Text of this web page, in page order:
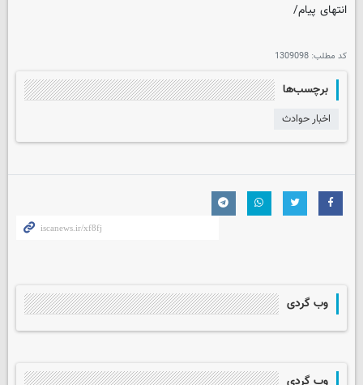
انتهای پیام/
کد مطلب: 1309098
برچسب‌ها
اخبار حوادث
وب گردی
وب گردی